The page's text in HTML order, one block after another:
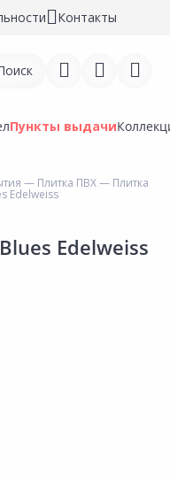
Контакты
Пункты выдачи
— Плитка ПВХ— Плитка
Edelweiss
Edelweiss